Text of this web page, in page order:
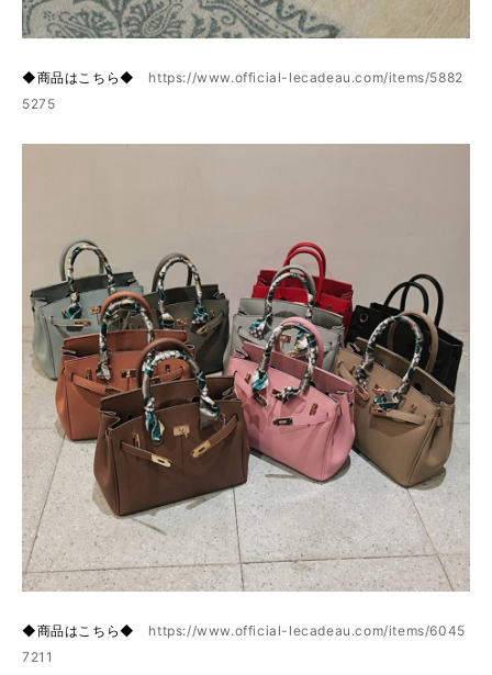
◆商品はこちら◆ https://www.official-lecadeau.com/items/5882
5275
◆商品はこちら◆ https://www.official-lecadeau.com/items/6045
7211